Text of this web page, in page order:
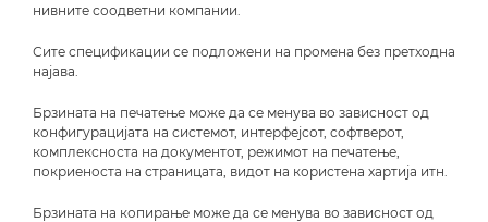
нивните соодветни компании.
Сите спецификации се подложени на промена без претходна
најава.
Брзината на печатење може да се менува во зависност од
конфигурацијата на системот, интерфејсот, софтверот,
комплексноста на документот, режимот на печатење,
покриеноста на страницата, видот на користена хартија итн.
Брзината на копирање може да се менува во зависност од